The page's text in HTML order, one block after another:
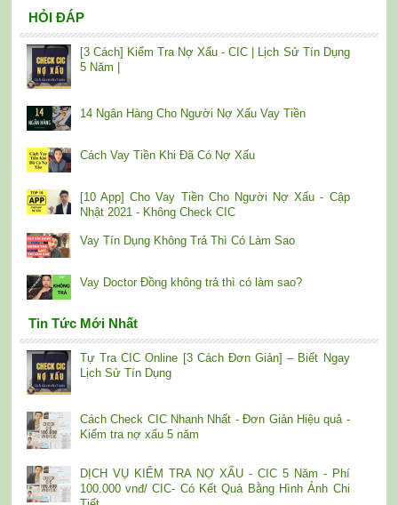
HỎI ĐÁP
[3 Cách] Kiểm Tra Nợ Xấu - CIC | Lịch Sử Tín Dụng
5 Năm |
14 Ngân Hàng Cho Người Nợ Xấu Vay Tiền
Cách Vay Tiền Khi Đã Có Nợ Xấu
[10 App] Cho Vay Tiền Cho Người Nợ Xấu - Cập
Nhật 2021 - Không Check CIC
Vay Tín Dụng Không Trả Thì Có Làm Sao
Vay Doctor Đồng không trả thì có làm sao?
Tin Tức Mới Nhất
Tự Tra CIC Online [3 Cách Đơn Giản] – Biết Ngay
Lịch Sử Tín Dụng
Cách Check CIC Nhanh Nhất - Đơn Giản Hiệu quả -
Kiểm tra nợ xấu 5 năm
DỊCH VỤ KIỂM TRA NỢ XẤU - CIC 5 Năm - Phí
100.000 vnđ/ CIC- Có Kết Quả Bằng Hình Ảnh Chi